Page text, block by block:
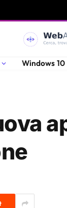
Windows 10